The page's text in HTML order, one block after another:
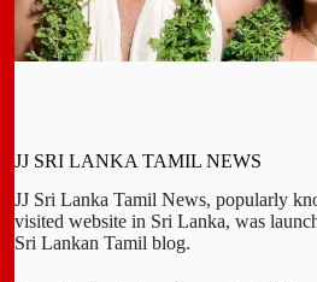
JJ SRI LANKA TAMIL NEWS
JJ Sri Lanka Tamil News, popularly
visited website in Sri Lanka, was
Sri Lankan Tamil blog.